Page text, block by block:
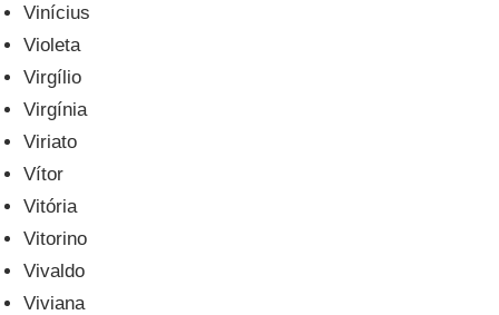
Vinícius
Violeta
Virgílio
Virgínia
Viriato
Vítor
Vitória
Vitorino
Vivaldo
Viviana